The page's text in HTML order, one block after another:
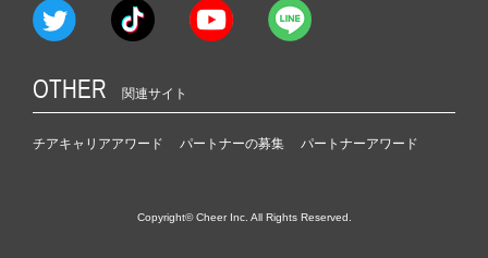
OTHER 関連サイト
チアキャリアアワード パートナーの募集 パートナーアワード
Copyright© Cheer Inc. All Rights Reserved.